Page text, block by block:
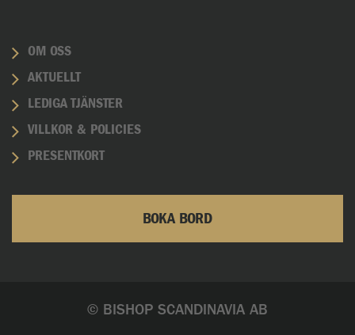
OM OSS
AKTUELLT
LEDIGA TJÄNSTER
VILLKOR & POLICIES
PRESENTKORT
BOKA BORD
© BISHOP SCANDINAVIA AB